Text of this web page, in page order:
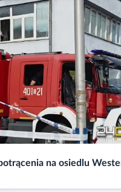
na osiedlu